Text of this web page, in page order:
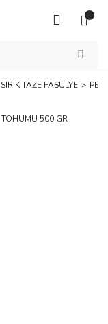
SIRIK TAZE FASULYE